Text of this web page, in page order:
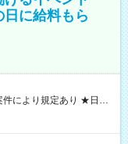
に給料もら
現金GET♪ お仕事後はコ
期間】試